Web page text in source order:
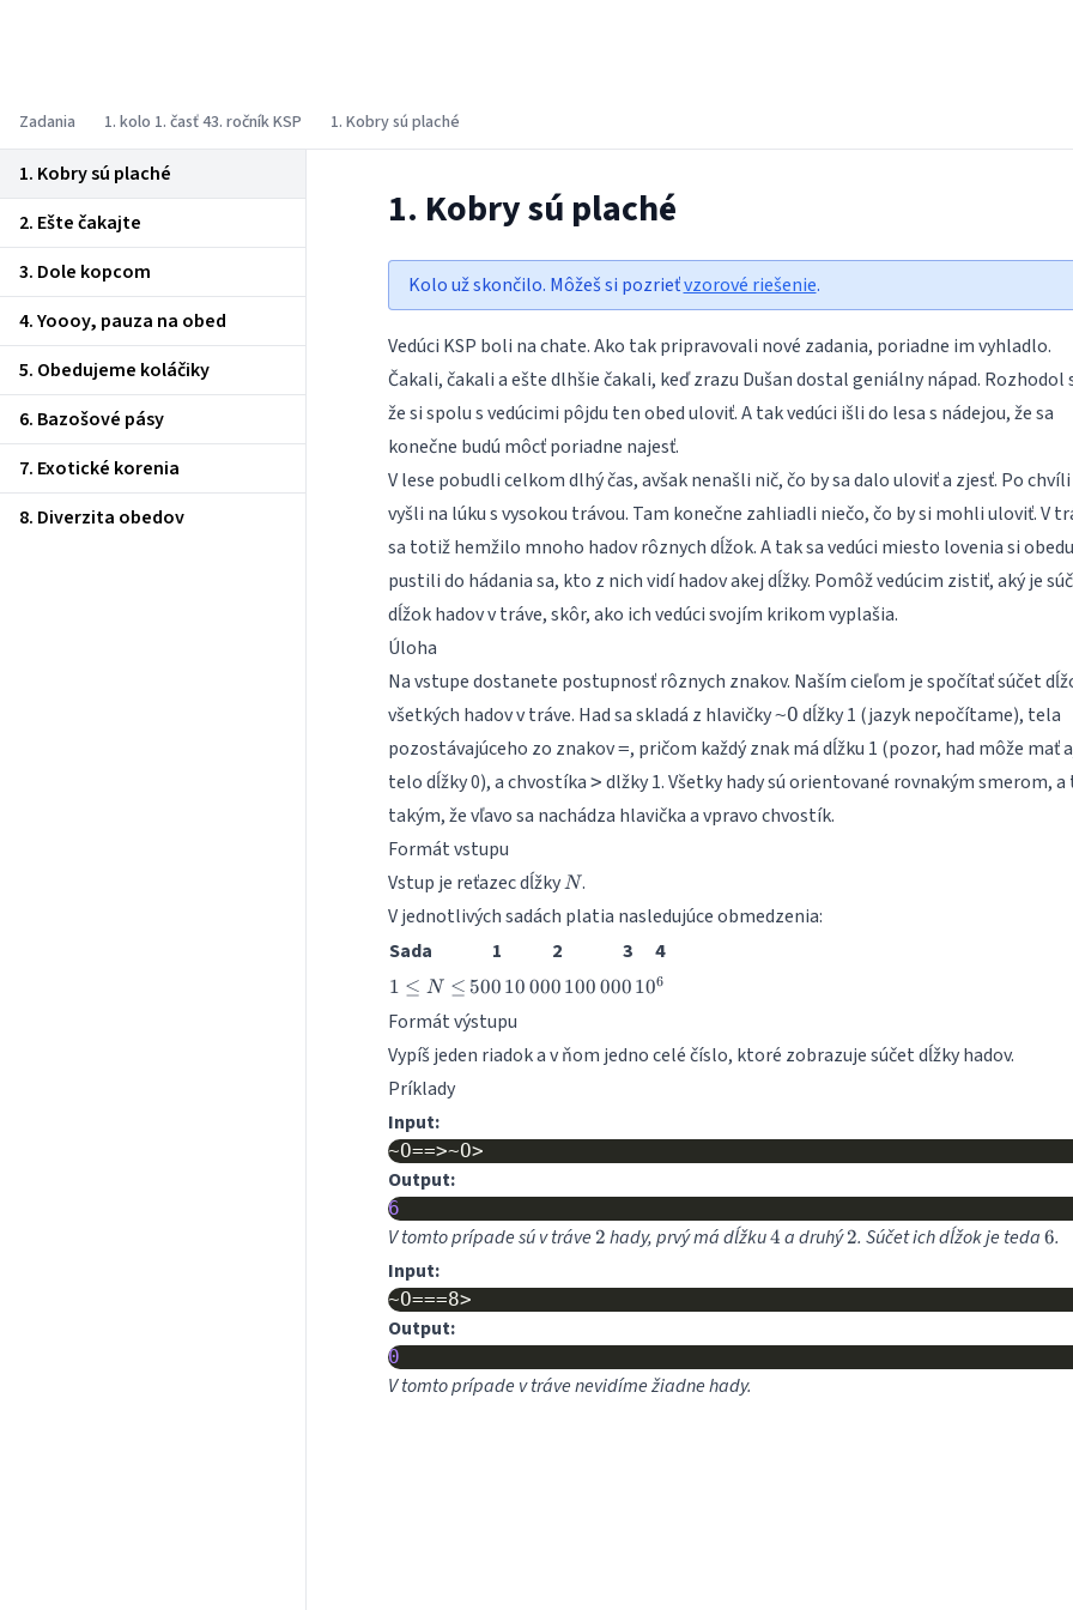
Zadania 1. kolo 1. časť 43. ročník KSP 1. Kobry sú plaché
1. Kobry sú plaché
2. Ešte čakajte
3. Dole kopcom
4. Yoooy, pauza na obed
5. Obedujeme koláčiky
6. Bazošové pásy
7. Exotické korenia
8. Diverzita obedov
1. Kobry sú plaché
Kolo už skončilo. Môžeš si pozrieťvzorové riešenie.
Vedúci KSP boli na chate. Ako tak pripravovali nové zadania, poriadne im vyhladlo.
Čakali, čakali a ešte dlhšie čakali, keď zrazu Dušan dostal geniálny nápad. Rozhodol
že si spolu s vedúcimi pôjdu ten obed uloviť. A tak vedúci išli do lesa s nádejou, že sa
konečne budú môcť poriadne najesť.
V lese pobudli celkom dlhý čas, avšak nenašli nič, čo by sa dalo uloviť a zjesť. Po chvíli
vyšli na lúku s vysokou trávou. Tam konečne zahliadli niečo, čo by si mohli uloviť. V
sa totiž hemžilo mnoho hadov rôznych dĺžok. A tak sa vedúci miesto lovenia si obedu
pustili do hádania sa, kto z nich vidí hadov akej dĺžky. Pomôž vedúcim zistiť, aký je
dĺžok hadov v tráve, skôr, ako ich vedúci svojím krikom vyplašia.
Úloha
Na vstupe dostanete postupnosť rôznych znakov. Naším cieľom je spočítať súčet
všetkých hadov v tráve. Had sa skladá z hlavičky~O dĺžky 1 (jazyk nepočítame), tela
pozostávajúceho zo znakov=, pričom každý znak má dĺžku 1 (pozor, had môže mať
telo dĺžky 0), a chvostíka > dlžky 1. Všetky hady sú orientované rovnakým smerom, a
takým, že vľavo sa nachádza hlavička a vpravo chvostík.
Formát vstupu
Vstup je reťazec dĺžky N
N.
V jednotlivých sadách platia nasledujúce obmedzenia:
Sada
1 2 3 4
1
N
\leq
1 ≤ N ≤ 500
500 10\,000
10 000 100\,000
100 000 10^6
106
Formát výstupu
Vypíš jeden riadok a v ňom jedno celé číslo, ktoré zobrazuje súčet dĺžky hadov.
Príklady
Input:
Output:
6
V tomto prípade sú v tráve 2
2 hady, prvý má dĺžku4
4 a druhý2
2. Súčet ich dĺžok je teda 6
6.
Input:
Output:
0
V tomto prípade v tráve nevidíme žiadne hady.